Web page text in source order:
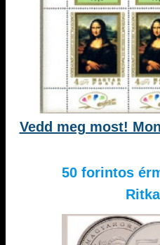
Vedd meg most!
50 forintos